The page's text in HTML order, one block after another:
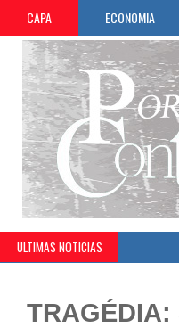
CAPA ECONOMIA
ULTIMAS NOTICIAS